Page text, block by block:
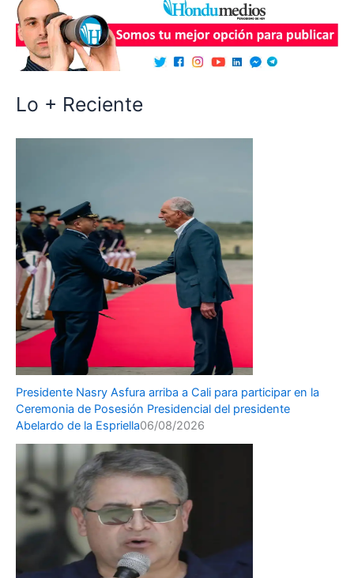
Lo + Reciente
Presidente Nasry Asfura arriba a Cali para participar en la
Ceremonia de Posesión Presidencial del presidente
Abelardo de la Espriella06/08/2026